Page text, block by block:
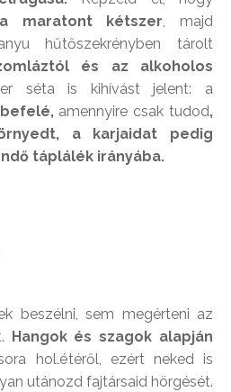
maratont kétszer, majd
hűtőszekrényben tárolt
és az alkoholos
séta is kihívást jelent: a
amennyire csak tudod,
a karjaidat pedig
táplálék irányába.
beszélni, sem megérteni az
Hangok és szagok alapján
hollétéről, ezért neked is
utánozd fajtársaid hörgését.